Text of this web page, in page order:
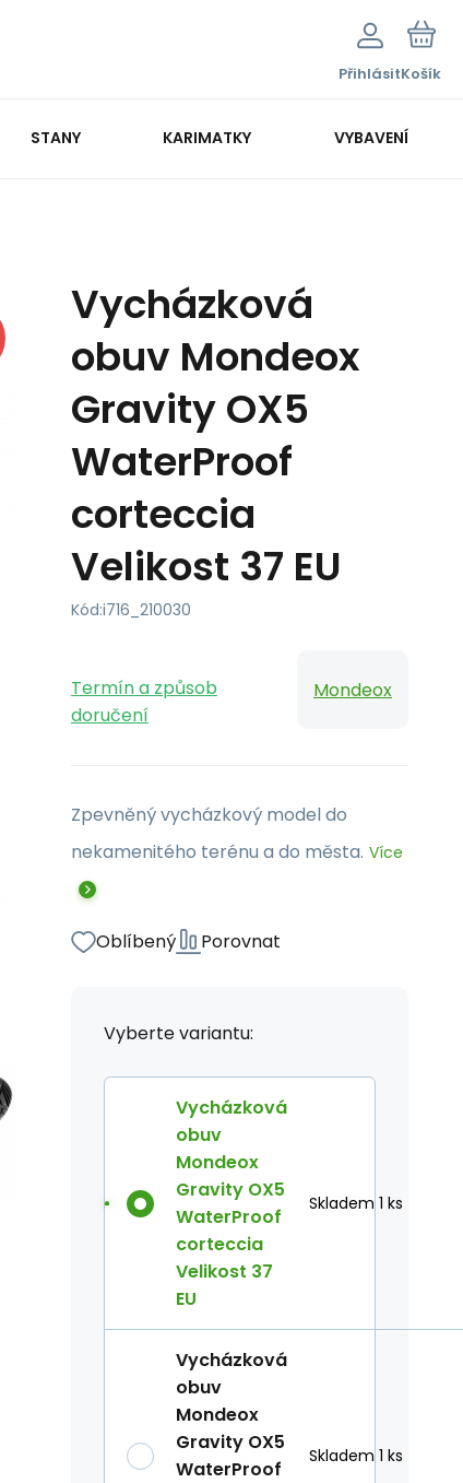
PřihlásitKošík
STANY KARIMATKY VYBAVENÍ
Vycházková
obuv Mondeox
Gravity OX5
WaterProof
corteccia
Velikost 37 EU
Kód:i716_210030
Termín a způsob
doručení
Mondeox
Zpevněný vycházkový model do
nekamenitého terénu a do města. Více
Oblíbený Porovnat
Vyberte variantu:
Vycházková
obuv
Mondeox
Gravity OX5
WaterProof
corteccia
Velikost 37
EU
Skladem 1 ks
Vycházková
obuv
Mondeox
Gravity OX5
WaterProof
Skladem 1 ks